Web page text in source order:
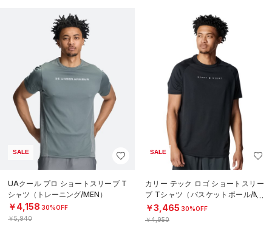
SALE
UAクール プロ ショートスリーブ T
シャツ（トレーニング/MEN）
￥4,158 30%OFF
￥5,940
SALE
カリー テック ロゴ ショートスリー
ブ Tシャツ（バスケットボール/ME
N）
￥3,465 30%OFF
￥4,950